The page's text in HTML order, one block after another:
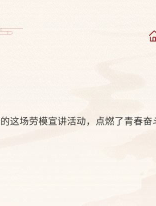
这场劳模宣讲活动，点燃了青春奋